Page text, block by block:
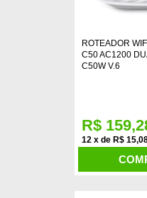
ROTEADOR
C50 AC1200
C50W V.6
12 x de R$
R$